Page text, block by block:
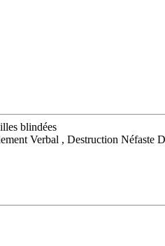
blindées
Verbal , Destruction Néfaste